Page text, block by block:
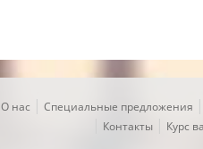
О нас | Специальные предложения |
Контакты Курс